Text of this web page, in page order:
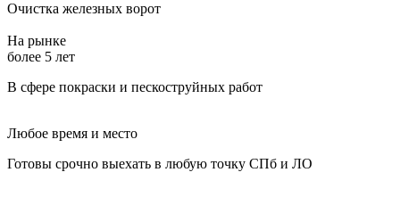
Очистка железных ворот
На рынке
более 5 лет
В сфере покраски и пескоструйных работ
Любое время и место
Готовы срочно выехать в любую точку СПб и ЛО